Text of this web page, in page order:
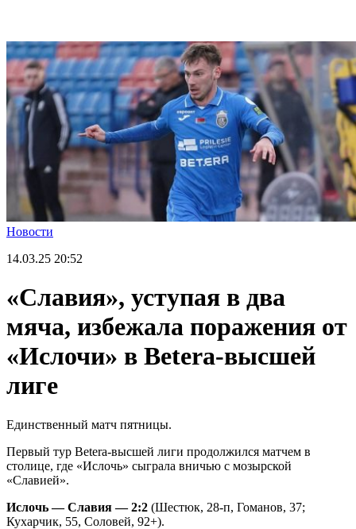
Новости
14.03.25 20:52
«Славия», уступая в два
мяча, избежала поражения от
«Ислочи» в Beterа-высшей
лиге
Единственный матч пятницы.
Первый тур Beterа-высшей лиги продолжился матчем в
столице, где «Ислочь» сыграла вничью с мозырской
«Славией».
Ислочь — Славия — 2:2 (Шестюк, 28-п, Гоманов, 37;
Кухарчик, 55, Соловей, 92+).